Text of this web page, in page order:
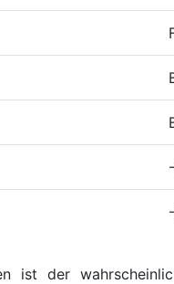
ist der